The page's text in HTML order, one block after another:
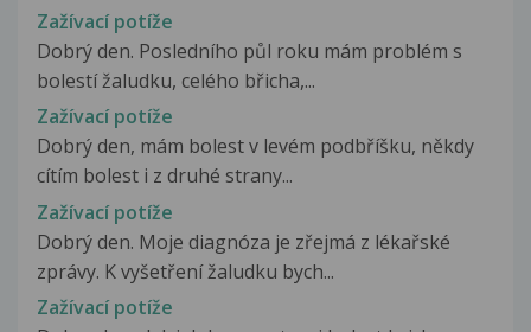
Zažívací potíže
Dobrý den. Posledního půl roku mám problém s
bolestí žaludku, celého břicha,...
Zažívací potíže
Dobrý den, mám bolest v levém podbříšku, někdy
cítím bolest i z druhé strany...
Zažívací potíže
Dobrý den. Moje diagnóza je zřejmá z lékařské
zprávy. K vyšetření žaludku bych...
Zažívací potíže